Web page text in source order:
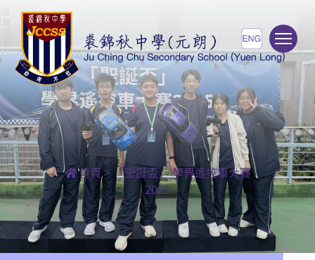
首頁> 「聖誕盃」 學界遙控車大賽
2025